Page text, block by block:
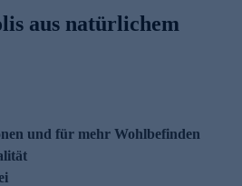
aus natürlichem
und für mehr Wohlbefinden